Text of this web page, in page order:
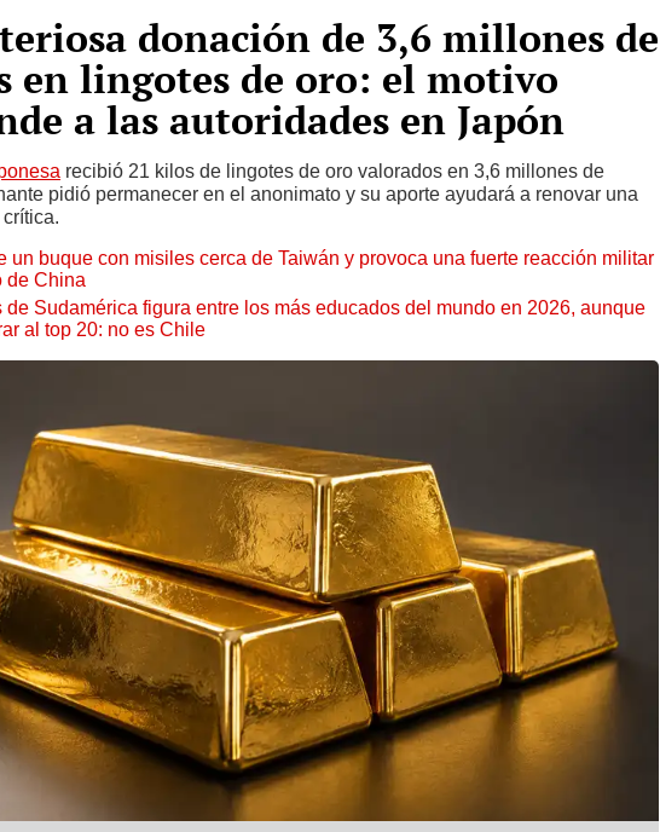
donación de 3,6 millones de
en lingotes de oro: el motivo
a las autoridades en Japón
recibió 21 kilos de lingotes de oro valorados en 3,6 millones de
pidió permanecer en el anonimato y su aporte ayudará a renovar una
un buque con misiles cerca de Taiwán y provoca una fuerte reacción militar
de China
de Sudamérica figura entre los más educados del mundo en 2026, aunque
al top 20: no es Chile